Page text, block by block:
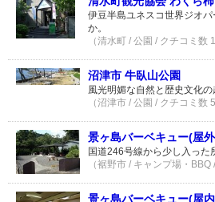
伊豆半島ユネスコ世界ジオ
か。
（清水町 / 公園 / クチコミ数 1
沼津市 牛臥山公園
風光明媚な自然と歴史文化
（沼津市 / 公園 / クチコミ数 5
景ヶ島バーベキュー(屋
国道246号線から少し入った
（裾野市 / キャンプ場・BBQ
景ヶ島バーベキュー(屋